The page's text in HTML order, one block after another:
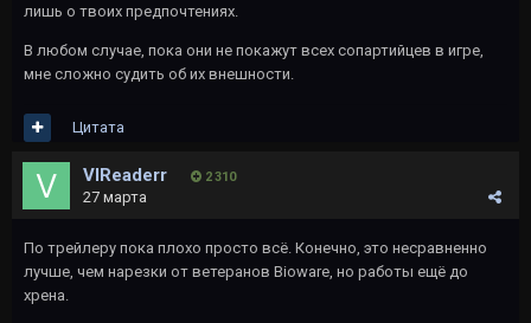
лишь о твоих предпочтениях.
В любом случае, пока они не покажут всех сопартийцев в игре,
мне сложно судить об их внешности.
Цитата
VlReaderr 2 310
27 марта
По трейлеру пока плохо просто всё. Конечно, это несравненно
лучше, чем нарезки от ветеранов Bioware, но работы ещё до
хрена.